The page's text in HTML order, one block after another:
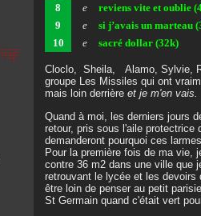
8
e reviens vite et oublie
9
e si j’avais un marteau
10
e sacré dollar (32k)
Cloclo, Sheila, Alamo, Sylvie,
groupe Les Missiles qui ont
mais loin derrière et je m'en vais.
Quand à moi, les derniers jours
retour, pris sous l'aile protectrice
demanderont pourquoi ces
Pour la première fois de ma vie,
contre 36 m2 dans une ville que
retrouvant le lycée et les
être loin de penser au petit
St Germain quand c'était vert